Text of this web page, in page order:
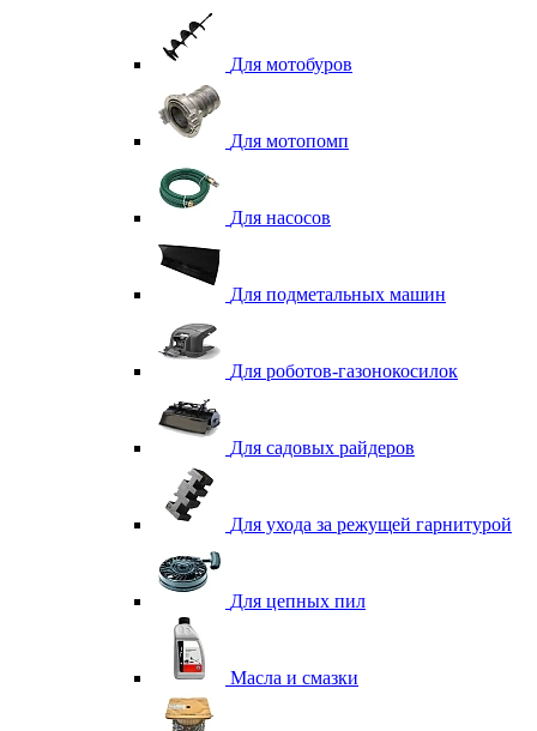
Для мотобуров
Для мотопомп
Для насосов
Для подметальных машин
Для роботов-газонокосилок
Для садовых райдеров
Для ухода за режущей гарнитурой
Для цепных пил
Масла и смазки